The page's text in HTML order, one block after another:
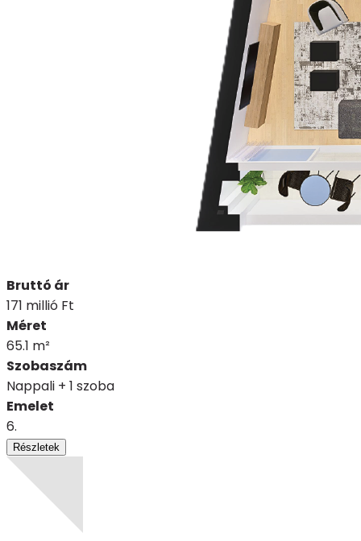
Bruttó ár
171 millió Ft
Méret
65.1 m²
Szobaszám
Nappali + 1 szoba
Emelet
6.
Részletek